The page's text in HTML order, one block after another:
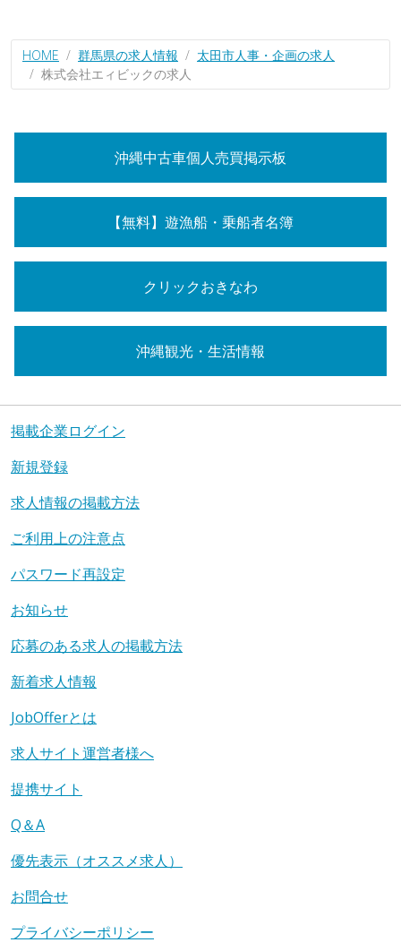
HOME 群馬県の求人情報
太田市人事・企画の求人
株式会社エィビックの求人
沖縄中古車個人売買掲示板
【無料】遊漁船・乗船者名簿
クリックおきなわ
沖縄観光・生活情報
掲載企業ログイン
新規登録
求人情報の掲載方法
ご利用上の注意点
パスワード再設定
お知らせ
応募のある求人の掲載方法
新着求人情報
JobOfferとは
求人サイト運営者様へ
提携サイト
Q＆A
優先表示（オススメ求人）
お問合せ
プライバシーポリシー